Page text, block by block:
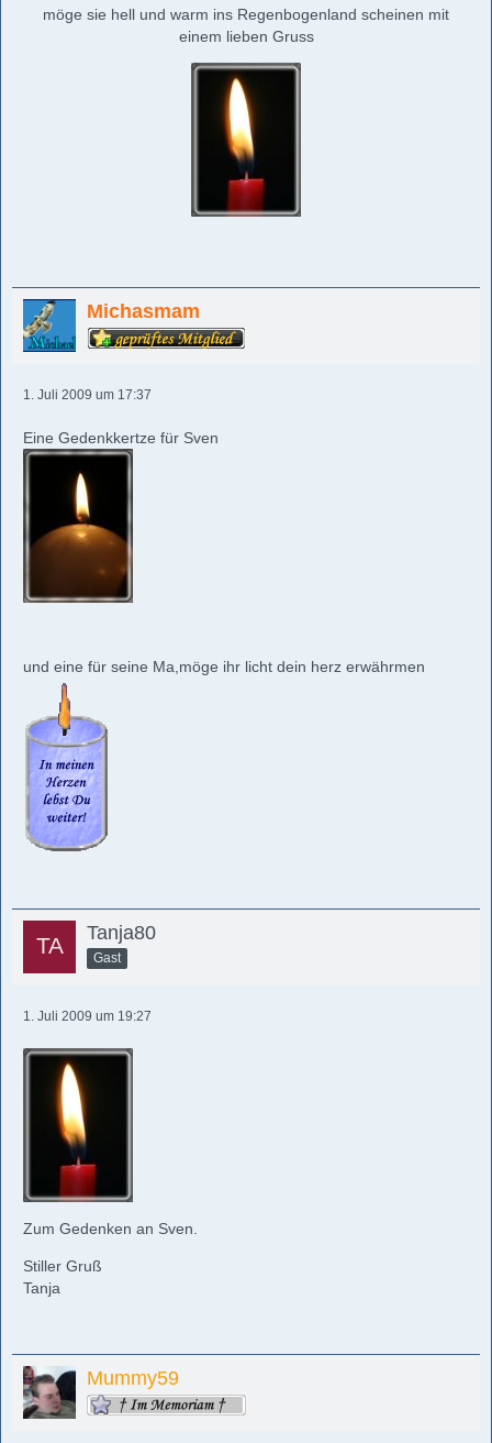
möge sie hell und warm ins Regenbogenland scheinen mit
einem lieben Gruss
Michasmam
1. Juli 2009 um 17:37
Eine Gedenkkertze für Sven
und eine für seine Ma,möge ihr licht dein herz erwährmen
Tanja80
Gast
1. Juli 2009 um 19:27
Zum Gedenken an Sven.
Stiller Gruß
Tanja
Mummy59